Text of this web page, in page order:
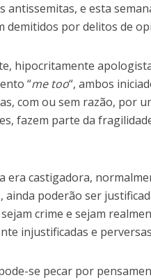
e esta
demitidos por delitos de
hipocritamente
“me too“, ambos
com ou sem razão, por
fazem parte da
era castigadora,
ainda poderão ser
crime e sejam
injustificadas e
se pecar por